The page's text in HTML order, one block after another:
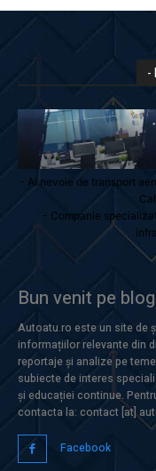
-
- Ai nevoie de transport
- Companie
Bun venit pe
Autoatu.ro este un site de
informațiilor relevante din
reportaje și analize pe
subiecte de interes
și educației continue.
contacta la: contact [at]
Facebook